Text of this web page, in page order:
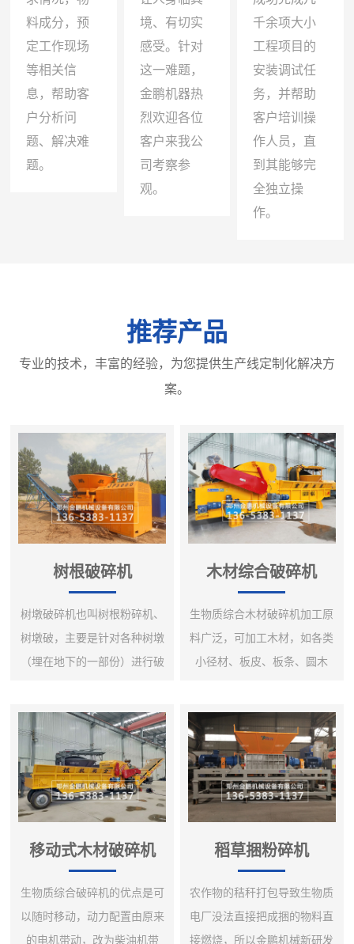
料成分，预
定工作现场
等相关信
息，帮助客
户分析问
题、解决难
题。
境、有切实
感受。针对
这一难题，
金鹏机器热
烈欢迎各位
客户来我公
司考察参
观。
千余项大小
工程项目的
安装调试任
务，并帮助
客户培训操
作人员，直
到其能够完
全独立操
作。
推荐产品
专业的技术，丰富的经验，为您提供生产线定制化解决方
案。
树根破碎机
树墩破碎机也叫树根粉碎机、
树墩破，主要是针对各种树墩
（埋在地下的一部份）进行破
较大、文理交叉复杂、体积
重、难以搬动、难破碎等特
性，研发生产的又一种新型专
业破碎设备。由于设计简单合
理、耐用、生产效率高，经推
广后效果良好。整套设备由电
动机带动，噪音小，工作稳
定，产量高，成品质量好，加
工成本低，是生物质发电厂和
木材综合破碎机
生物质综合木材破碎机加工原
料广泛，可加工木材，如各类
小径材、板皮、板条、圆木
柴、芦苇等，适用范围广泛。
本机采用链板式智能进料，可
根据主电机负荷自动调节进料
速度。使机器满负荷运转避免
空载运行，使进料更加顺畅，
大幅度提高生产能力，是生物
质发电厂的理想设备。生物质
综合木材破碎机设备采用抓机
喂料，可以打模板、秸秆、树
移动式木材破碎机
生物质综合破碎机的优点是可
以随时移动，动力配置由原来
的电机带动，改为柴油机带
稻草捆粉碎机
农作物的秸秆打包导致生物质
电厂没法直接把成捆的物料直
接燃烧，所以金鹏机械新研发